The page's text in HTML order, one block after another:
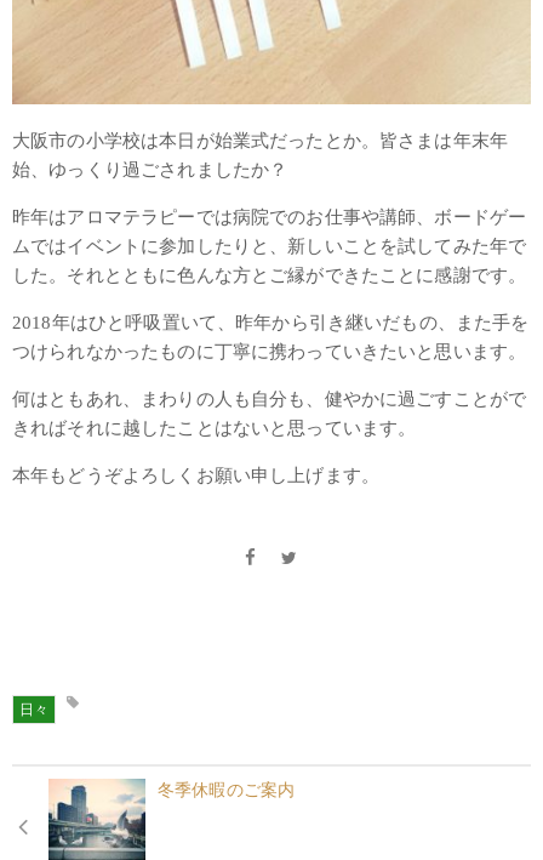
大阪市の小学校は本日が始業式だったとか。皆さまは年末年
始、ゆっくり過ごされましたか？
昨年はアロマテラピーでは病院でのお仕事や講師、ボードゲー
ムではイベントに参加したりと、新しいことを試してみた年で
した。それとともに色んな方とご縁ができたことに感謝です。
2018年はひと呼吸置いて、昨年から引き継いだもの、また手を
つけられなかったものに丁寧に携わっていきたいと思います。
何はともあれ、まわりの人も自分も、健やかに過ごすことがで
きればそれに越したことはないと思っています。
本年もどうぞよろしくお願い申し上げます。
日々
冬季休暇のご案内